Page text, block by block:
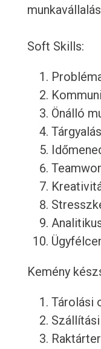
Soft Skills:
Önálló
Kemény
Tárolási